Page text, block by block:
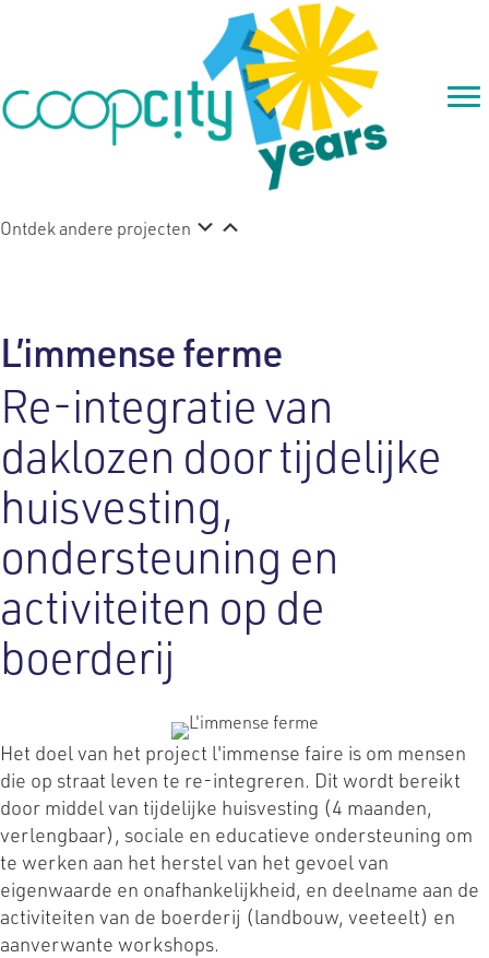
Ontdek andere projecten
L’immense ferme
Re-integratie van
daklozen door tijdelijke
huisvesting,
ondersteuning en
activiteiten op de
boerderij
Het doel van het project l'immense faire is om mensen
die op straat leven te re-integreren. Dit wordt bereikt
door middel van tijdelijke huisvesting (4 maanden,
verlengbaar), sociale en educatieve ondersteuning om
te werken aan het herstel van het gevoel van
eigenwaarde en onafhankelijkheid, en deelname aan de
activiteiten van de boerderij (landbouw, veeteelt) en
aanverwante workshops.